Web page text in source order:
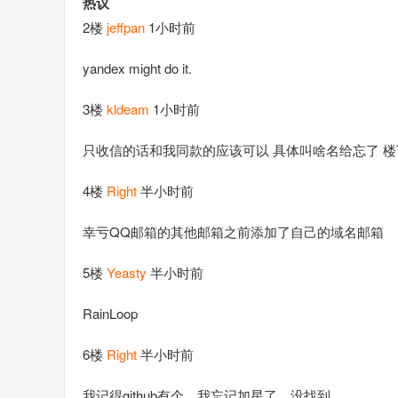
2楼 jeffpan 1小时前
yandex might do it.
3楼 kldeam 1小时前
只收信的话和我同款的应该可以 具体叫啥名给忘了
4楼 Right半小时前
幸亏QQ邮箱的其他邮箱之前添加了自己的域名邮箱
5楼 Yeasty 半小时前
RainLoop
6楼 Right半小时前